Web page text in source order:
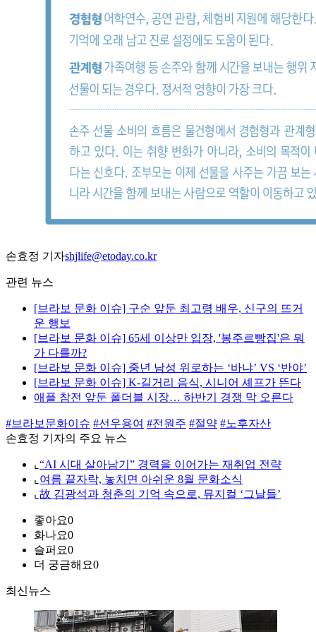
손효정 기자shjlife@etoday.co.kr
관련 뉴스
[브라보 문화 이슈] 구순 앞둔 최고령 배우, 신구의 뜨거
운 행보
[브라보 문화 이슈] 65세 이상만 입장, '봉주르빵집'은 뭐
가 다를까?
[브라보 문화 이슈] 중년 남성 위로하는 ‘바냐’ VS ‘반야’
[브라보 문화 이슈] K-길거리 음식, 시니어 셰프가 뜬다
애플 참전 앞둔 폴더블 시장… 하반기 경쟁 막 오른다
#브라보문화이슈 #선우용여 #전원주 #절약 #노후자산
손효정 기자의 주요 뉴스
⌞ “AI 시대 살아남기” 경력을 이어가는 재취업 전략
⌞ 여름 끝자락, 놓치면 아쉬운 8월 문화소식
⌞ 故 김광석과 청춘의 기억 속으로, 뮤지컬 ‘그날들’
좋아요0
화나요0
슬퍼요0
더 궁금해요0
최신뉴스